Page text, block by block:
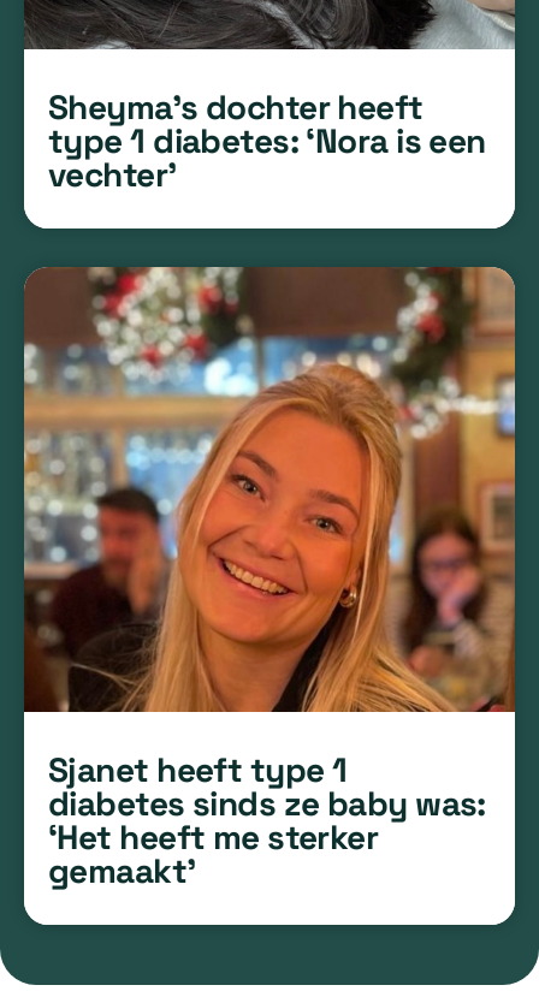
Sheyma’s dochter heeft
type 1 diabetes: ‘Nora is een
vechter’
Sjanet heeft type 1
diabetes sinds ze baby was:
‘Het heeft me sterker
gemaakt’